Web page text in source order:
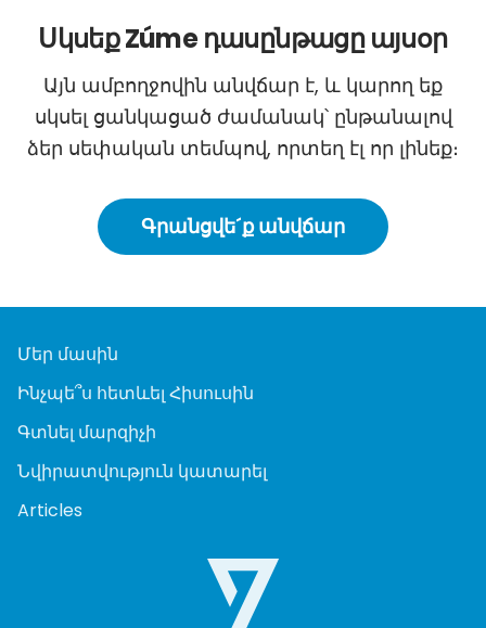
Սկսեք Zúme դասընթացը այսօր
Այն ամբողջովին անվճար է, և կարող եք
սկսել ցանկացած ժամանակ՝ ընթանալով
ձեր սեփական տեմպով, որտեղ էլ որ լինեք։
Գրանցվե´ք անվճար
Մեր մասին
Ինչպե՞ս հետևել Հիսուսին
Գտնել մարզիչի
Նվիրատվություն կատարել
Articles